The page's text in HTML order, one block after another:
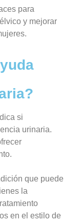
para
y mejorar
si
urinaria.
que puede
la
en el estilo de